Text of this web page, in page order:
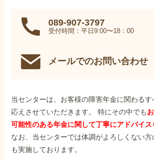
089-907-3797
受付時間：平日9:00〜18：00
メールでのお問い合わせ
当センターは、お客様の障害年金に関わる
応えさせていただきます。 特にその中でも
可能性のある年金に関して丁寧にアドバイス
なお、当センターでは体調がよろしくない
も実施しております。